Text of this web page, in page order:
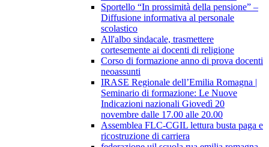
Sportello “In prossimità della pensione” –
Diffusione informativa al personale
scolastico
All'albo sindacale, trasmettere
cortesemente ai docenti di religione
Corso di formazione anno di prova docenti
neoassunti
IRASE Regionale dell’Emilia Romagna |
Seminario di formazione: Le Nuove
Indicazioni nazionali Giovedì 20
novembre dalle 17.00 alle 20.00
Assemblea FLC-CGIL lettura busta paga e
ricostruzione di carriera